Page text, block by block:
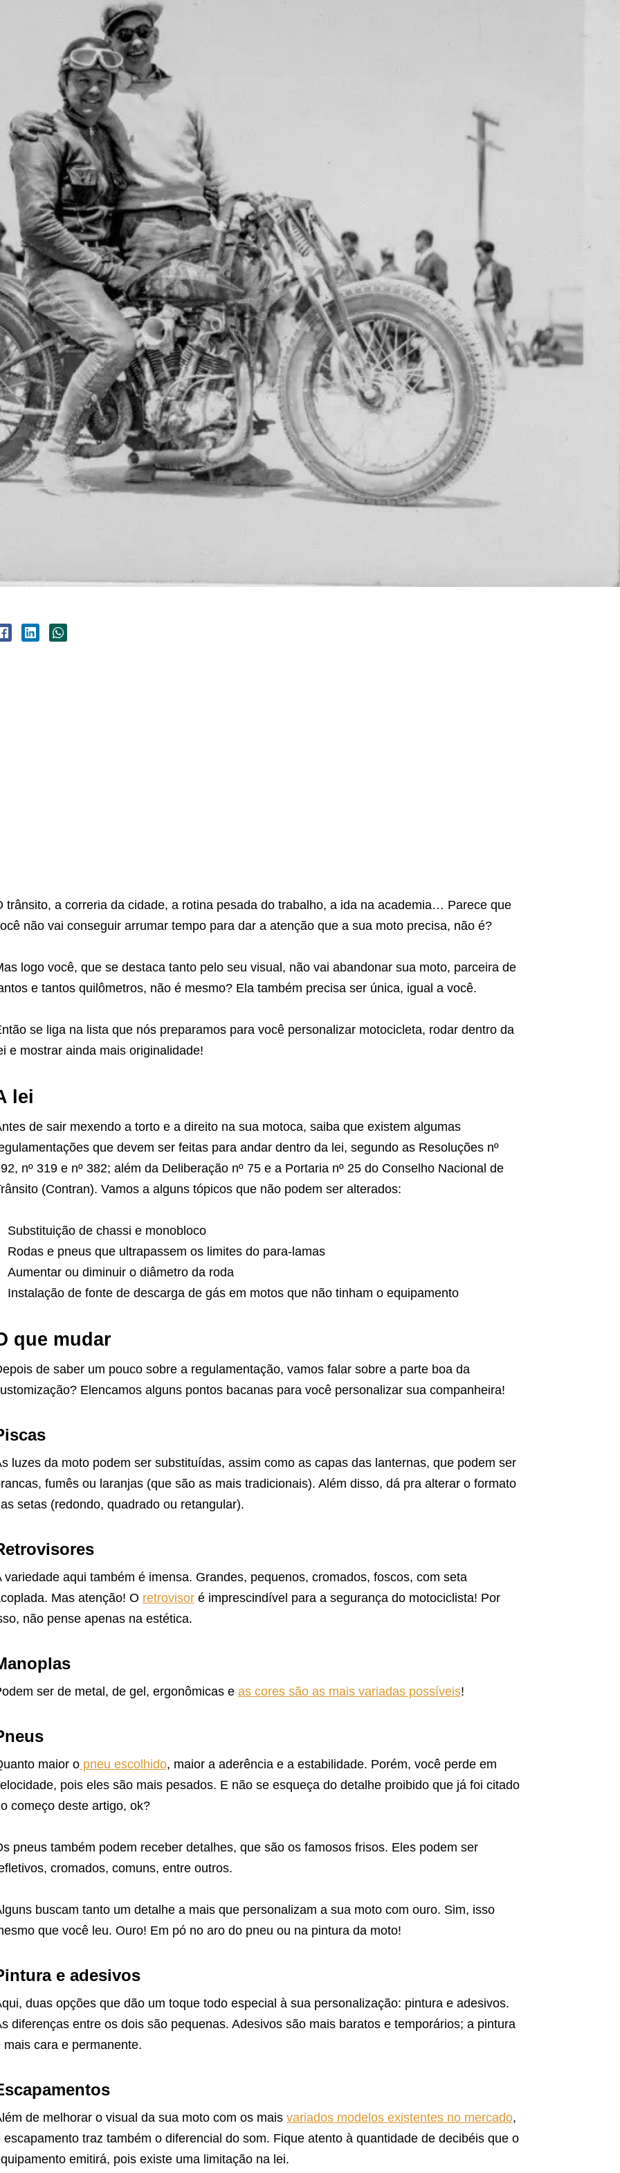
trânsito, a correria da cidade, a rotina pesada do trabalho, a ida na academia… Parece que
não vai conseguir arrumar tempo para dar a atenção que a sua moto precisa, não é?
logo você, que se destaca tanto pelo seu visual, não vai abandonar sua moto, parceira de
e tantos quilômetros, não é mesmo? Ela também precisa ser única, igual a você.
se liga na lista que nós preparamos para você personalizar motocicleta, rodar dentro da
e mostrar ainda mais originalidade!
lei
de sair mexendo a torto e a direito na sua motoca, saiba que existem algumas
que devem ser feitas para andar dentro da lei, segundo as Resoluções nº
nº 319 e nº 382; além da Deliberação nº 75 e a Portaria nº 25 do Conselho Nacional de
(Contran). Vamos a alguns tópicos que não podem ser alterados:
Substituição de chassi e monobloco
Rodas e pneus que ultrapassem os limites do para-lamas
Aumentar ou diminuir o diâmetro da roda
Instalação de fonte de descarga de gás em motos que não tinham o equipamento
que mudar
de saber um pouco sobre a regulamentação, vamos falar sobre a parte boa da
Elencamos alguns pontos bacanas para você personalizar sua companheira!
luzes da moto podem ser substituídas, assim como as capas das lanternas, que podem ser
fumês ou laranjas (que são as mais tradicionais). Além disso, dá pra alterar o formato
setas (redondo, quadrado ou retangular).
variedade aqui também é imensa. Grandes, pequenos, cromados, foscos, com seta
Mas atenção! O retrovisoré imprescindível para a segurança do motociclista! Por
não pense apenas na estética.
ser de metal, de gel, ergonômicas e as cores são as mais variadas possíveis!
maior opneu escolhido, maior a aderência e a estabilidade. Porém, você perde em
pois eles são mais pesados. E não se esqueça do detalhe proibido que já foi citado
começo deste artigo, ok?
pneus também podem receber detalhes, que são os famosos frisos. Eles podem ser
cromados, comuns, entre outros.
buscam tanto um detalhe a mais que personalizam a sua moto com ouro. Sim, isso
que você leu. Ouro! Em pó no aro do pneu ou na pintura da moto!
e adesivos
duas opções que dão um toque todo especial à sua personalização: pintura e adesivos.
diferenças entre os dois são pequenas. Adesivos são mais baratos e temporários; a pintura
mais cara e permanente.
de melhorar o visual da sua moto com os mais variados modelos existentes no mercado,
escapamento traz também o diferencial do som. Fique atento à quantidade de decibéis que o
emitirá, pois existe uma limitação na lei.